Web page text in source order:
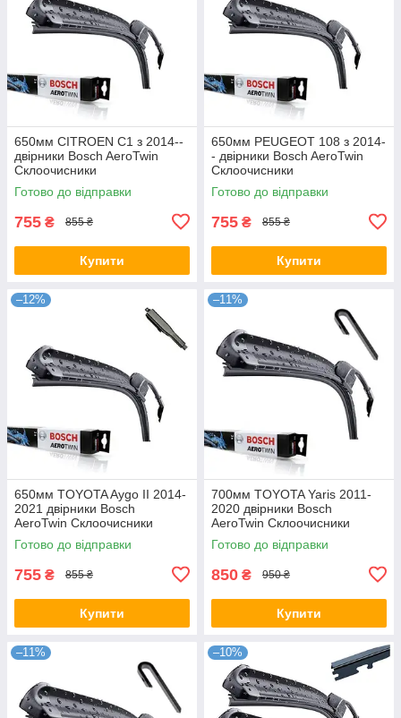
650мм CITROEN C1 з 2014--
двірники Bosch AeroTwin
Склоочисники
Готово до відправки
755 ₴ 855 ₴
Купити
650мм PEUGEOT 108 з 2014-
- двірники Bosch AeroTwin
Склоочисники
Готово до відправки
755 ₴ 855 ₴
Купити
–12%
650мм TOYOTA Aygo II 2014-
2021 двірники Bosch
AeroTwin Склоочисники
Готово до відправки
755 ₴ 855 ₴
Купити
–11%
700мм TOYOTA Yaris 2011-
2020 двірники Bosch
AeroTwin Склоочисники
Готово до відправки
850 ₴ 950 ₴
Купити
–11% –10%